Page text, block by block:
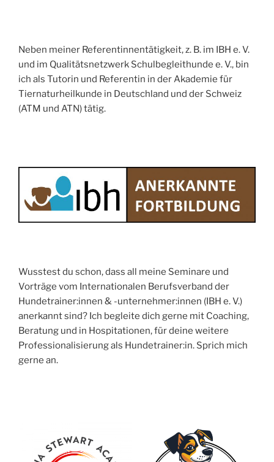
Neben meiner Referentinnentätigkeit, z. B. im IBH e. V.
und im Qualitätsnetzwerk Schulbegleithunde e. V., bin
ich als Tutorin und Referentin in der Akademie für
Tiernaturheilkunde in Deutschland und der Schweiz
(ATM und ATN) tätig.
Wusstest du schon, dass all meine Seminare und
Vorträge vom Internationalen Berufsverband der
Hundetrainer:innen & -unternehmer:innen (IBH e. V.)
anerkannt sind? Ich begleite dich gerne mit Coaching,
Beratung und in Hospitationen, für deine weitere
Professionalisierung als Hundetrainer:in. Sprich mich
gerne an.